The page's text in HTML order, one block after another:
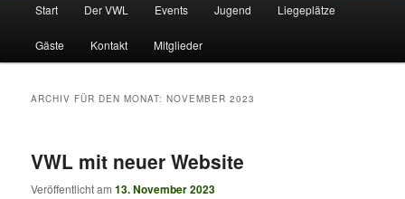
Start Der VWL Events Jugend Liegeplätze
Gäste Kontakt Mitglieder
ARCHIV FÜR DEN MONAT:NOVEMBER 2023
VWL mit neuer Website
Veröffentlicht am13. November 2023